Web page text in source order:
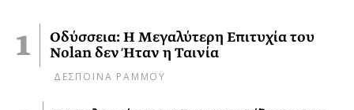
Οδύσσεια: Η Μεγαλύτερη Επιτυχία του
Nolan δεν Ήταν η Ταινία
ΔΕΣΠΟΙΝΑ ΡΑΜΜΟΥ